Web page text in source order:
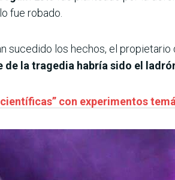
fue robado.
sucedido los hechos, el
de la tragedia habría sido el
con experimentos